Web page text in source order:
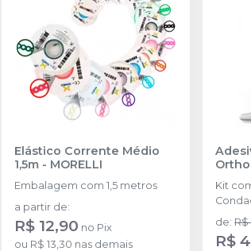
Elástico Corrente Médio
1,5m - MORELLI
Embalagem com 1,5 metros
a partir de:
R$ 12,90 no Pix
ou R$ 13,30 nas demais
Kit
de:
R$